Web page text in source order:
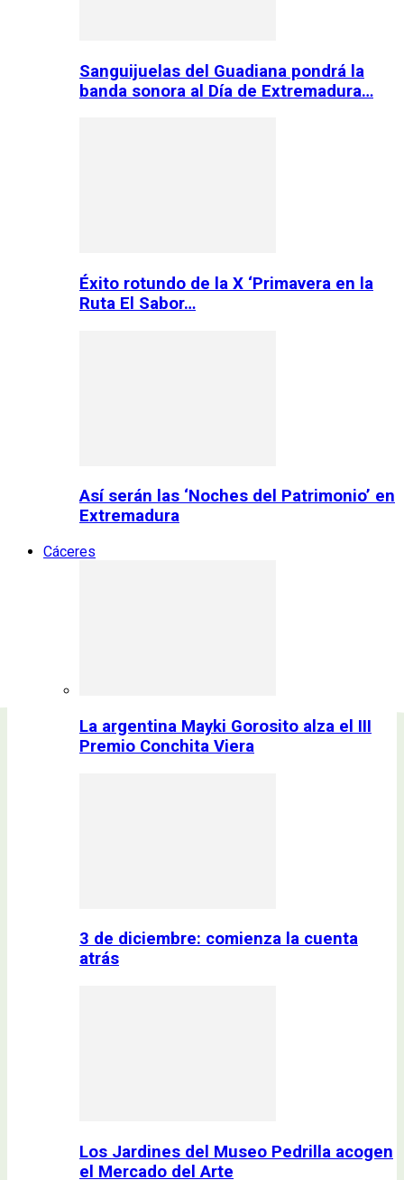
Sanguijuelas del Guadiana pondrá la
banda sonora al Día de Extremadura…
Éxito rotundo de la X ‘Primavera en la
Ruta El Sabor…
Así serán las ‘Noches del Patrimonio’ en
Extremadura
Cáceres
La argentina Mayki Gorosito alza el III
Premio Conchita Viera
3 de diciembre: comienza la cuenta
atrás
Los Jardines del Museo Pedrilla acogen
el Mercado del Arte